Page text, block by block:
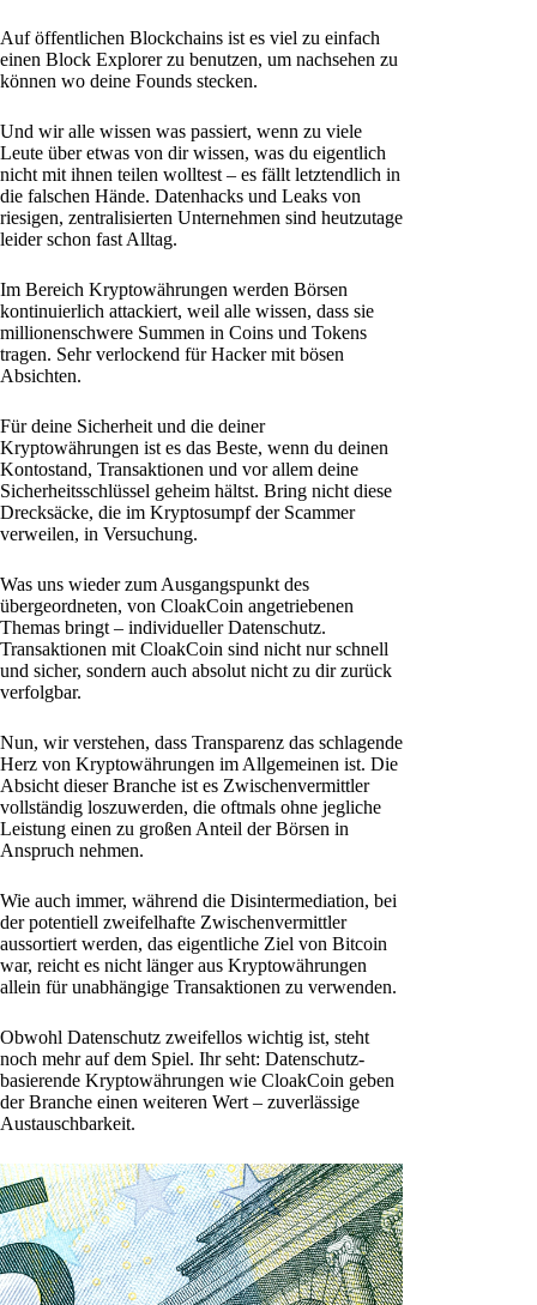
Auf öffentlichen Blockchains ist es viel zu einfach
einen Block Explorer zu benutzen, um nachsehen zu
können wo deine Founds stecken.
Und wir alle wissen was passiert, wenn zu viele
Leute über etwas von dir wissen, was du eigentlich
nicht mit ihnen teilen wolltest – es fällt letztendlich in
die falschen Hände. Datenhacks und Leaks von
riesigen, zentralisierten Unternehmen sind heutzutage
leider schon fast Alltag.
Im Bereich Kryptowährungen werden Börsen
kontinuierlich attackiert, weil alle wissen, dass sie
millionenschwere Summen in Coins und Tokens
tragen. Sehr verlockend für Hacker mit bösen
Absichten.
Für deine Sicherheit und die deiner
Kryptowährungen ist es das Beste, wenn du deinen
Kontostand, Transaktionen und vor allem deine
Sicherheitsschlüssel geheim hältst. Bring nicht diese
Drecksäcke, die im Kryptosumpf der Scammer
verweilen, in Versuchung.
Was uns wieder zum Ausgangspunkt des
übergeordneten, von CloakCoin angetriebenen
Themas bringt – individueller Datenschutz.
Transaktionen mit CloakCoin sind nicht nur schnell
und sicher, sondern auch absolut nicht zu dir zurück
verfolgbar.
Nun, wir verstehen, dass Transparenz das schlagende
Herz von Kryptowährungen im Allgemeinen ist. Die
Absicht dieser Branche ist es Zwischenvermittler
vollständig loszuwerden, die oftmals ohne jegliche
Leistung einen zu großen Anteil der Börsen in
Anspruch nehmen.
Wie auch immer, während die Disintermediation, bei
der potentiell zweifelhafte Zwischenvermittler
aussortiert werden, das eigentliche Ziel von Bitcoin
war, reicht es nicht länger aus Kryptowährungen
allein für unabhängige Transaktionen zu verwenden.
Obwohl Datenschutz zweifellos wichtig ist, steht
noch mehr auf dem Spiel. Ihr seht: Datenschutz-
basierende Kryptowährungen wie CloakCoin geben
der Branche einen weiteren Wert – zuverlässige
Austauschbarkeit.